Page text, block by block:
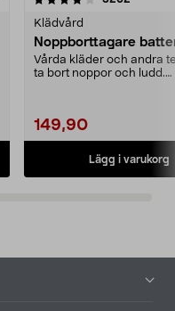
Klädvård
Noppborttagare
Vårda kläder och andra
ta bort noppor och ludd.
149,90
Lägg i varukorg